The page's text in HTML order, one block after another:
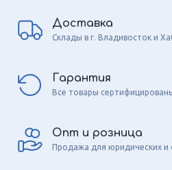
Доставка
Склады в г. Владивосток и
Гарантия
Все товары
Опт и розница
Продажа для юридических и